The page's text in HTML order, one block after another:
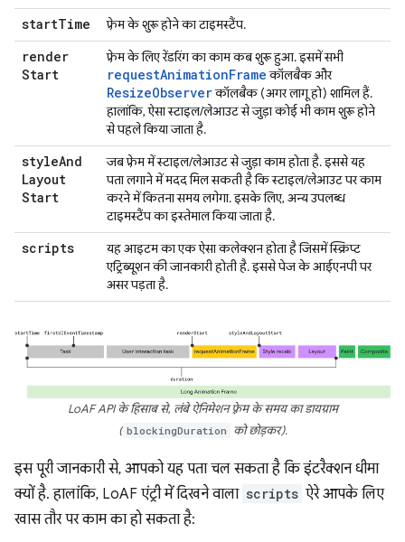
startTime फ़्रेम के शुरू होने का टाइमस्टैंप.
render
Start
फ़्रेम के लिए रेंडरिंग का काम कब शुरू हुआ. इसमें सभी
requestAnimationFrameकॉलबैक और
ResizeObserverकॉलबैक (अगर लागू हो) शामिल हैं.
हालांकि, ऐसा स्टाइल/लेआउट से जुड़ा कोई भी काम शुरू होने
से पहले किया जाता है.
styleAnd
Layout
Start
जब फ़्रेम में स्टाइल/लेआउट से जुड़ा काम होता है. इससे यह
पता लगाने में मदद मिल सकती है कि स्टाइल/लेआउट पर काम
करने में कितना समय लगेगा. इसके लिए, अन्य उपलब्ध
टाइमस्टैंप का इस्तेमाल किया जाता है.
scripts
यह आइटम का एक ऐसा कलेक्शन होता है जिसमें स्क्रिप्ट
एट्रिब्यूशन की जानकारी होती है. इससे पेज के आईएनपी पर
असर पड़ता है.
LoAF API के हिसाब से, लंबे ऐनिमेशन फ़्रेम के समय का डायग्राम
( blockingDuration को छोड़कर).
इस पूरी जानकारी से, आपको यह पता चल सकता है कि इंटरैक्शन धीमा
क्यों है. हालांकि, LoAF एंट्री में दिखने वाला scripts ऐरे आपके लिए
खास तौर पर काम का हो सकता है: